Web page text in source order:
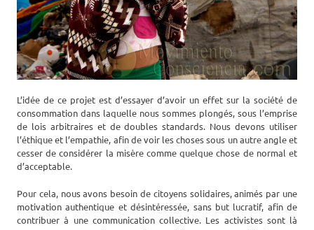
L’idée de ce projet est d’essayer d’avoir un effet sur la société de
consommation dans laquelle nous sommes plongés, sous l’emprise
de lois arbitraires et de doubles standards. Nous devons utiliser
l’éthique et l’empathie, afin de voir les choses sous un autre angle et
cesser de considérer la misère comme quelque chose de normal et
d’acceptable.
Pour cela, nous avons besoin de citoyens solidaires, animés par une
motivation authentique et désintéressée, sans but lucratif, afin de
contribuer à une communication collective. Les activistes sont là